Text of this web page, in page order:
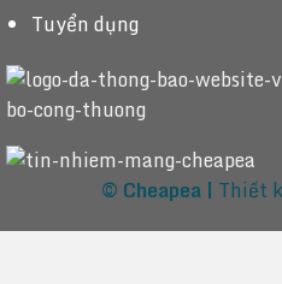
Tuyển dụng
© Cheapea | Thiết